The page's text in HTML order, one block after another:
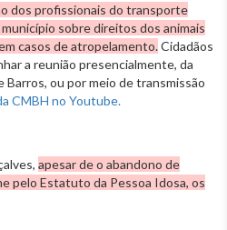
dos profissionais do transporte
sobre direitos dos animais
casos de atropelamento.Cidadãos
a reunião presencialmente, da
Barros, ou por meio de transmissão
CMBH no Youtube.
apesar de o abandono de
pelo Estatuto da Pessoa Idosa, os